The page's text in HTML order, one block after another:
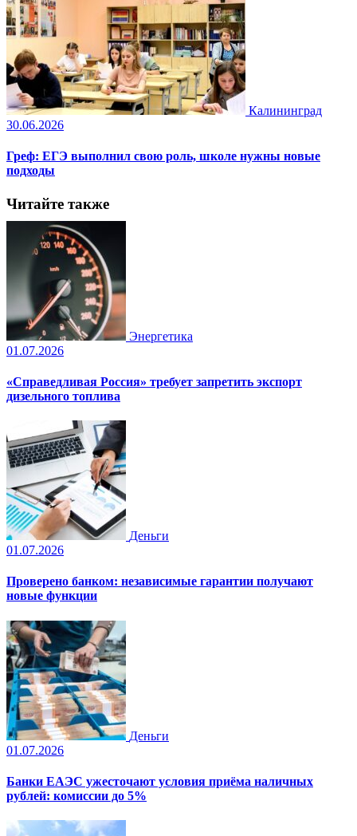
Калининград
30.06.2026
Греф: ЕГЭ выполнил свою роль, школе нужны новые
подходы
Читайте также
Энергетика
01.07.2026
«Справедливая Россия» требует запретить экспорт
дизельного топлива
Деньги
01.07.2026
Проверено банком: независимые гарантии получают
новые функции
Деньги
01.07.2026
Банки ЕАЭС ужесточают условия приёма наличных
рублей: комиссии до 5%